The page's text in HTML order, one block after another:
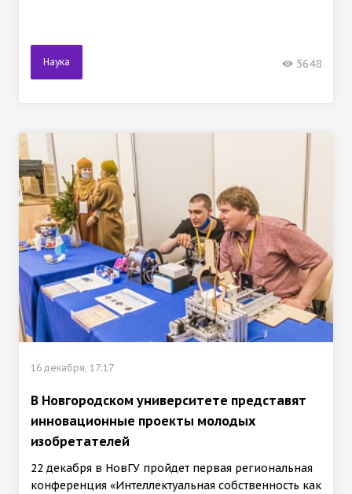
Наука 5648
16 декабря, 17:17
В Новгородском университете представят
инновационные проекты молодых
изобретателей
22 декабря в НовГУ пройдет первая региональная
конференция «Интеллектуальная собственность как